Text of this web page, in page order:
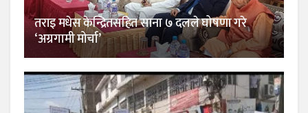
तराइ मधेस केन्द्रितसहित साना ७ दलले घोषणा गरे
‘अग्रगामी मोर्चा’